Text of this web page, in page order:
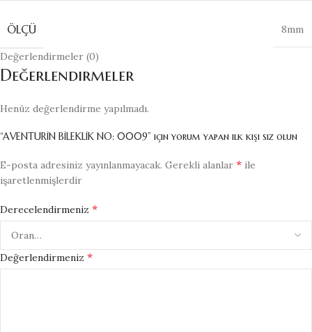
ÖLÇÜ 8mm
Değerlendirmeler (0)
Değerlendirmeler
Henüz değerlendirme yapılmadı.
“AVENTURİN BİLEKLİK NO: 0009” için yorum yapan ilk kişi siz olun
E-posta adresiniz yayınlanmayacak. Gerekli alanlar * ile
işaretlenmişlerdir
Derecelendirmeniz *
Değerlendirmeniz *